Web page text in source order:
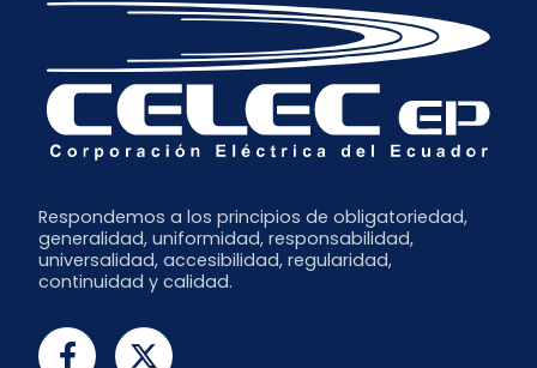
Respondemos a los principios de obligatoriedad,
generalidad, uniformidad, responsabilidad,
universalidad, accesibilidad, regularidad,
continuidad y calidad.